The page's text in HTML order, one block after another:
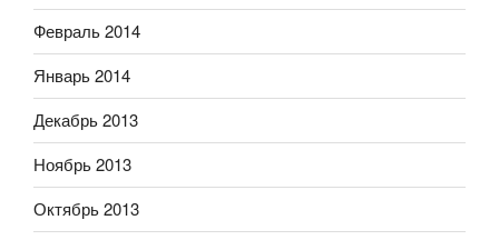
Февраль 2014
Январь 2014
Декабрь 2013
Ноябрь 2013
Октябрь 2013